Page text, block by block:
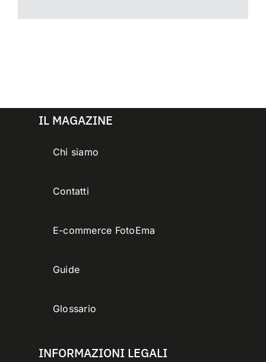
IL MAGAZINE
Chi siamo
Contatti
E-commerce FotoEma
Guide
Glossario
INFORMAZIONI LEGALI